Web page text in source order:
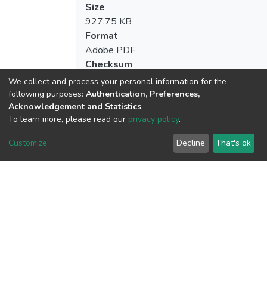
Size
927.75 KB
Format
Adobe PDF
Checksum
Acquisition Date
We collect and process your personal information for the
following purposes: Authentication, Preferences,
Acknowledgement and Statistics.
To learn more, please read our privacy policy.
Customize Decline That's ok